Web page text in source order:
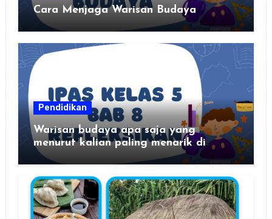
Cara Menjaga Warisan Budaya
Pendidikan
Warisan budaya apa saja yang
menurut kalian paling menarik di